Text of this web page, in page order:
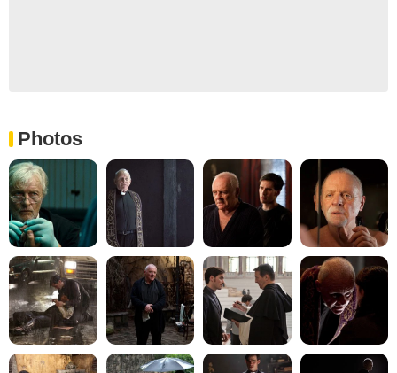
Photos